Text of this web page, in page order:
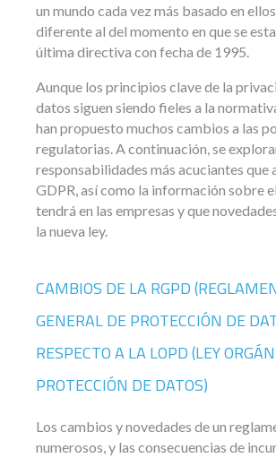
un mundo cada vez más basado en
diferente al del momento en que se
última directiva con fecha de 1995.
Aunque los principios clave de la
datos siguen siendo fieles a la
han propuesto muchos cambios a las
regulatorias. A continuación, se
responsabilidades más acuciantes que
GDPR, así como la información sobre
tendrá en las empresas y que
la nueva ley.
CAMBIOS DE LA RGPD
GENERAL DE PROTECCIÓN DE
RESPECTO A LA LOPD (LEY
PROTECCIÓN DE DATOS)
Los cambios y novedades de un
numerosos, y las consecuencias de